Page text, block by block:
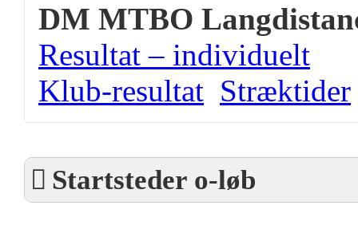
DM MTBO
Resultat – individuelt
Klub-resultat Stræktider
Startsteder o-løb